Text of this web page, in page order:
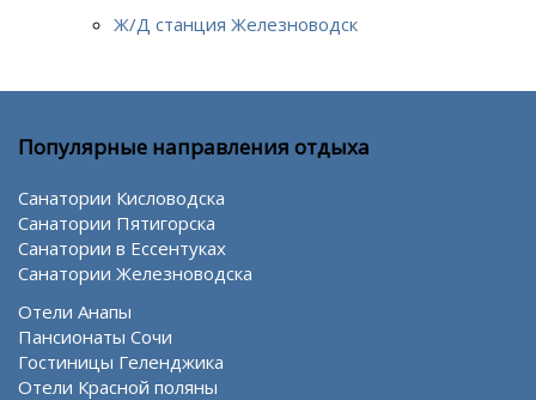
Ж/Д станция Железноводск
Популярные направления отдыха
Санатории Кисловодска
Санатории Пятигорска
Санатории в Ессентуках
Санатории Железноводска
Отели Анапы
Пансионаты Сочи
Гостиницы Геленджика
Отели Красной поляны